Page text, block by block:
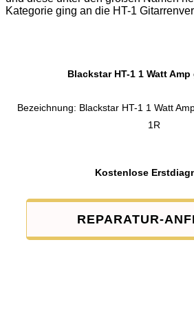
Kategorie ging an die HT-1
Blackstar HT-1 1 Watt
Bezeichnung: Blackstar HT-1 1 Watt
1R
Kostenlose
REPARATUR-